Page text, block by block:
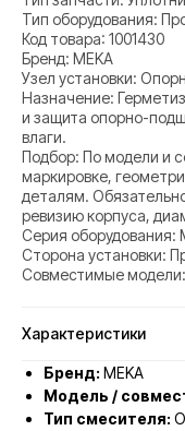
Тип оборудования:
Код товара: 1001430
Бренд: MEKA
Узел установки:
Назначение:
и защита опорно-
влаги.
Подбор: По модели и
маркировке,
деталям.
ревизию корпуса,
Серия оборудования:
Сторона установки:
Совместимые
Характеристики
Бренд: MEKA
Модель /
Тип смесителя: